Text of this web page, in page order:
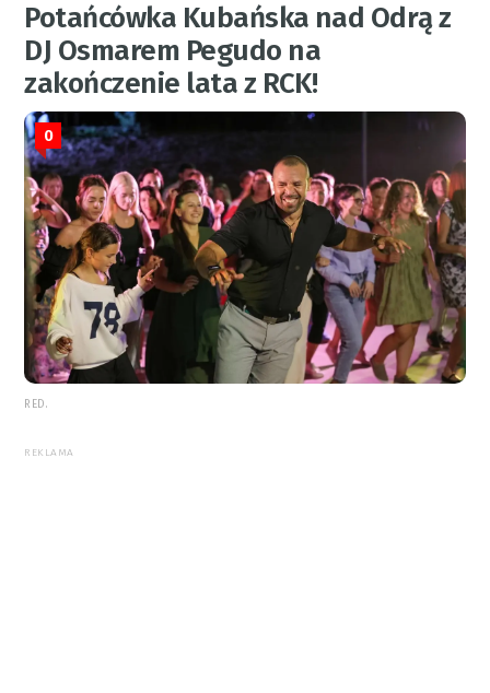
Potańcówka Kubańska nad Odrą z
DJ Osmarem Pegudo na
zakończenie lata z RCK!
0
RED.
REKLAMA